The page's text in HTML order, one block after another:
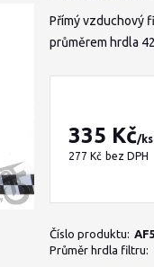
Přímý vzduchový
průměrem hrdla
335 Kč/ks
277 Kč bez DPH
Číslo produktu:
Průměr hrdla filtru: